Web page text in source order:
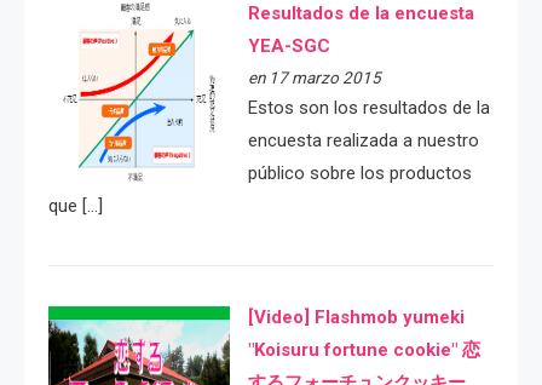
Resultados de la encuesta
YEA-SGC
en 17 marzo 2015
Estos son los resultados de la
encuesta realizada a nuestro
público sobre los productos
que […]
[Video] Flashmob yumeki
"Koisuru fortune cookie" 恋